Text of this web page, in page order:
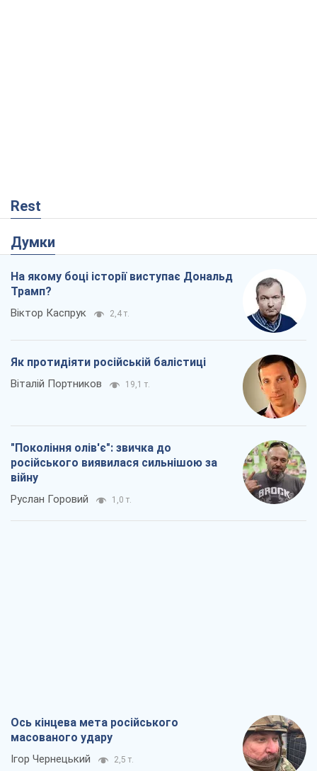
Rest
Думки
На якому боці історії виступає Дональд
Трамп?
Віктор Каспрук 2,4 т.
Як протидіяти російській балістиці
Віталій Портников 19,1 т.
"Покоління олів'є": звичка до
російського виявилася сильнішою за
війну
Руслан Горовий 1,0 т.
Ось кінцева мета російського
масованого удару
Ігор Чернецький 2,5 т.